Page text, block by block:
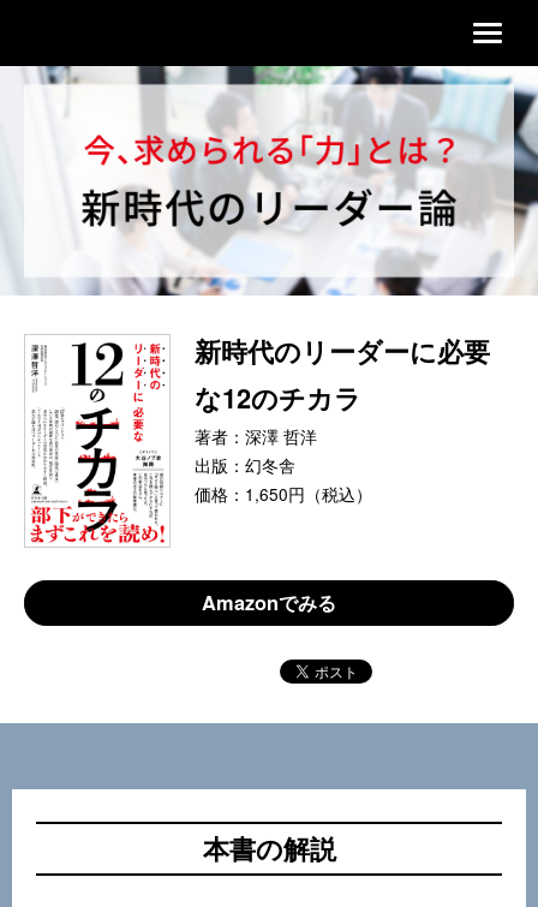
新時代のリーダーに必要
な12のチカラ
著者：深澤 哲洋
出版：幻冬舎
価格：1,650円（税込）
Amazonでみる
本書の解説